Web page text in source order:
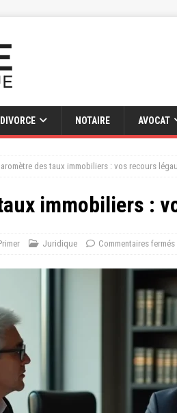
DIVORCE NOTAIRE AVOCAT
des taux immobiliers : vos recours
immobiliers :
Juridique Commentaires fermés